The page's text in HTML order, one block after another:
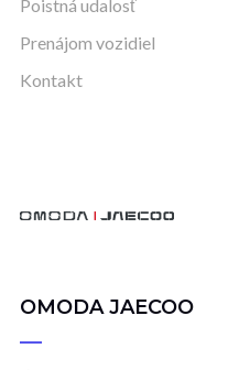
Poistná udalosť
Prenájom vozidiel
Kontakt
OMODA JAECOO